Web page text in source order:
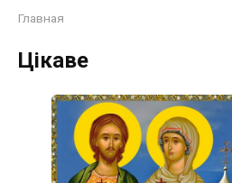
Главная
Цікаве